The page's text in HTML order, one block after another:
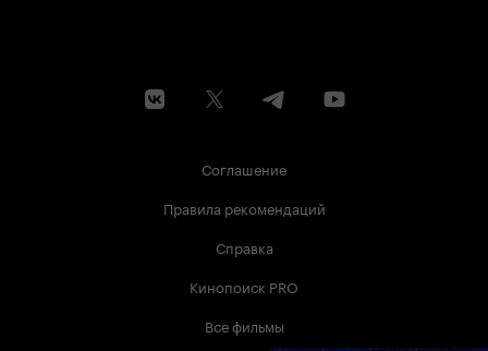
Соглашение
Правила рекомендаций
Справка
Кинопоиск PRO
Все фильмы